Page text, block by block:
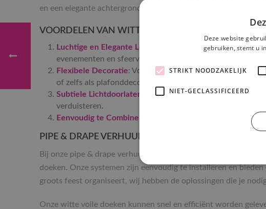
en een elegante achtergrond.
VOORDELEN VAN WITTE VOILE DOEKEN
Luchtige en Elegante Look
: De zachte, doorschijnende
evenementen en sfeervolle bijeenkomsten.
Flexibele Decoratie: Voile doeken kunnen worden
of zelfs als plafonddecoratie, wat ze veelzijdig maakt voor
Subtiele Lichtdoorlatendheid: De voile doeken laten een
verduisteren.
Eenvoudig te Combineren
: Witte voile doeken passen
PIPE & DRAPE VERHUUR IN ETTEN-LEUR
Bij onze pipe & drape verhuurservice in Etten-Leur vind je
doeken. Onze systemen zijn eenvoudig te installeren en
groots feest organiseert, wij hebben de oplossingen die je
Onze witte voile doeken kunnen snel en efficiënt worden
Deze website
gebruiken, stemt u
STRIKT NOODZAKELIJK
NIET-GECLASSIFICEERD